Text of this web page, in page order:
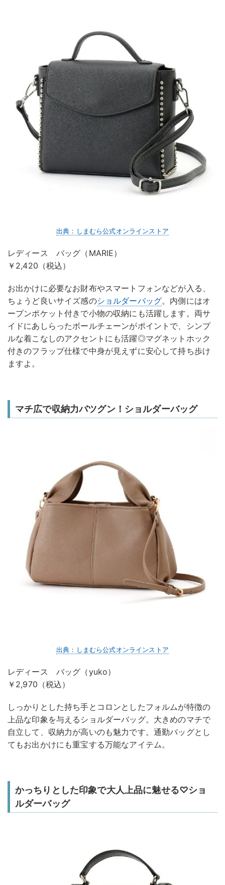
出典：しまむら公式オンラインストア
レディース バッグ（MARIE）
￥2,420（税込）
お出かけに必要なお財布やスマートフォンなどが入る、
ちょうど良いサイズ感のショルダーバッグ。内側にはオ
ープンポケット付きで小物の収納にも活躍します。両サ
イドにあしらったボールチェーンがポイントで、シンプ
ルな着こなしのアクセントにも活躍◎マグネットホック
付きのフラップ仕様で中身が見えずに安心して持ち歩け
ますよ。
マチ広で収納力バツグン！ショルダーバッグ
出典：しまむら公式オンラインストア
レディース バッグ（yuko）
￥2,970（税込）
しっかりとした持ち手とコロンとしたフォルムが特徴の
上品な印象を与えるショルダーバッグ。大きめのマチで
自立して、収納力が高いのも魅力です。通勤バッグとし
てもお出かけにも重宝する万能なアイテム。
かっちりとした印象で大人上品に魅せる♡ショ
ルダーバッグ